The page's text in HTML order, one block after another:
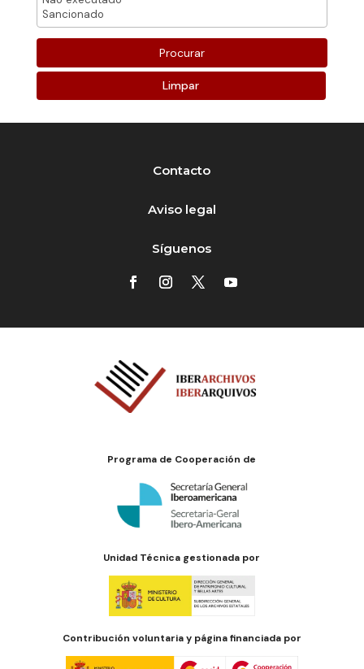
Limpar
Contacto
Aviso legal
Síguenos
Programa de Cooperación de
Unidad Técnica gestionada por
Contribución voluntaria y página financiada por